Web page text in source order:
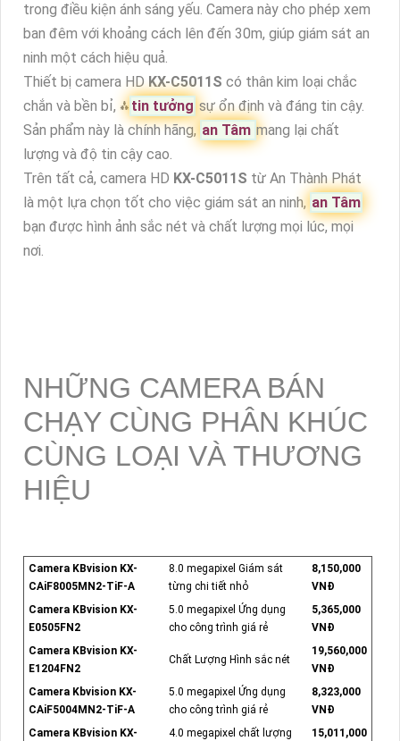
trong điều kiện ánh sáng yếu. Camera này cho phép xem
ban đêm với khoảng cách lên đến 30m, giúp giám sát an
ninh một cách hiệu quả.
Thiết bị camera HDKX-C5011S có thân kim loại chắc
chắn và bền bỉ, ⁂ tin tưởng sự ổn định và đáng tin cậy.
Sản phẩm này là chính hãng, an Tâm mang lại chất
lượng và độ tin cậy cao.
Trên tất cả, camera HD KX-C5011S từ An Thành Phát
là một lựa chọn tốt cho việc giám sát an ninh, an Tâm
bạn được hình ảnh sắc nét và chất lượng mọi lúc, mọi
nơi.
NHỮNG CAMERA BÁN
CHẠY CÙNG PHÂN KHÚC
CÙNG LOẠI VÀ THƯƠNG
HIỆU
Camera KBvision KX-
CAiF8005MN2-TiF-A
8.0 megapixel Giám sát
từng chi tiết nhỏ
8,150,000
VNĐ
Camera KBvision KX-
E0505FN2
5.0 megapixel Ứng dụng
cho công trình giá rẻ
5,365,000
VNĐ
Camera KBvision KX-
E1204FN2
Chất Lượng Hình sắc nét
19,560,000
VNĐ
Camera Kbvision KX-
CAiF5004MN2-TiF-A
5.0 megapixel Ứng dụng
cho công trình giá rẻ
8,323,000
VNĐ
Camera KBvision KX-
4.0 megapixel chất lượng
15,011,000